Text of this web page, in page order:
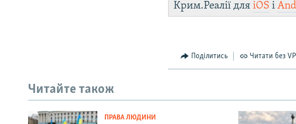
Крим.Реалії дляiOS і
Поділитись Читати без
Читайте також
ПРАВА ЛЮДИНИ